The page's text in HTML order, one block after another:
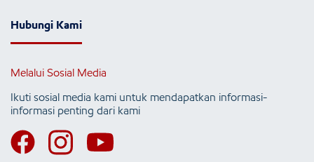
Hubungi Kami
Melalui Sosial Media
Ikuti sosial media kami untuk mendapatkan informasi-
informasi penting dari kami